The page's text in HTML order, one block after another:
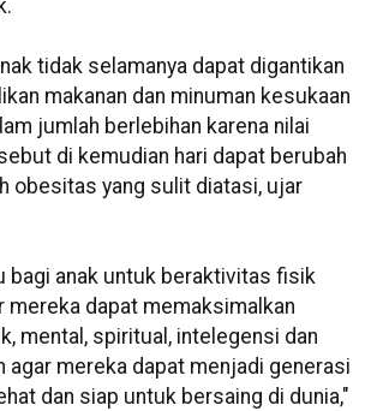
tidak selamanya dapat digantikan
makanan dan minuman kesukaan
jumlah berlebihan karena nilai
di kemudian hari dapat berubah
obesitas yang sulit diatasi, ujar
bagi anak untuk beraktivitas fisik
mereka dapat memaksimalkan
mental, spiritual, intelegensi dan
agar mereka dapat menjadi generasi
dan siap untuk bersaing di dunia,"